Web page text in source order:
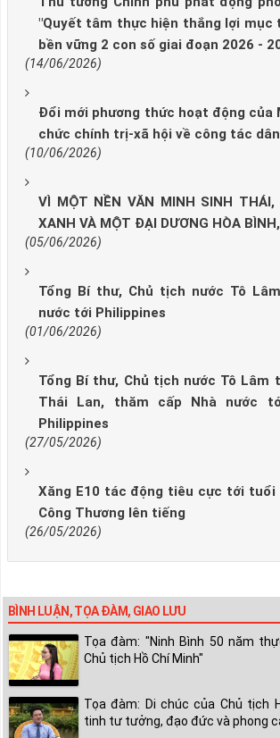
"Quyết tâm thực hiện thắng lợi mục
bền vững 2 con số giai đoạn 2026 -
(14/06/2026)
Đổi mới phương thức hoạt động
chức chính trị-xã hội về công tác
(10/06/2026)
VÌ MỘT NỀN VĂN MINH SINH THÁI,
XANH VÀ MỘT ĐẠI DƯƠNG HÒA
(05/06/2026)
Tổng Bí thư, Chủ tịch nước Tô
nước tới Philippines
(01/06/2026)
Tổng Bí thư, Chủ tịch nước Tô Lâm
Thái Lan, thăm cấp Nhà nước
Philippines
(27/05/2026)
Xăng E10 tác động tiêu cực tới tuổi
Công Thương lên tiếng
(26/05/2026)
BÌNH LUẬN, TỌA ĐÀM, GIAO LƯU
Tọa đàm: "Ninh Bình 50 năm
Chủ tịch Hồ Chí Minh"
Tọa đàm: Di chúc của Chủ tịch
tinh tư tưởng, đạo đức và phong